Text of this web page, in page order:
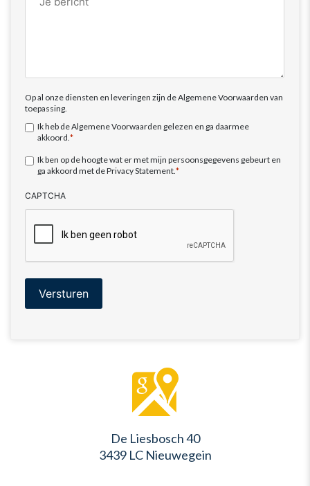
en/of
Op al onze diensten en leveringen zijn de Algemene Voorwaarden van
toepassing.
Ik heb de Algemene Voorwaarden gelezen en ga daarmee
akkoord.*
Privacy
Statement
Ik ben op de hoogte wat er met mijn persoonsgegevens gebeurt en
ga akkoord met de Privacy Statement.*
CAPTCHA
Versturen
De Liesbosch 40
3439 LC Nieuwegein